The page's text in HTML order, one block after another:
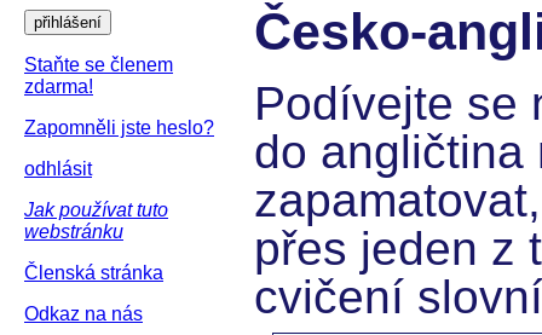
přihlášení
Staňte se členem
zdarma!
Zapomněli jste heslo?
odhlásit
Jak používat tuto
webstránku
Členská stránka
Odkaz na nás
Česko-
Podívejte se
do angličtina
přes jeden z
cvičení